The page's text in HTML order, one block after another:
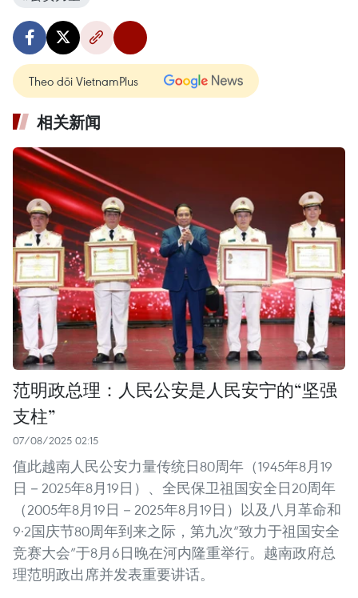
Theo dõi VietnamPlus
相关新闻
范明政总理：人民公安是人民安宁的“坚强
支柱”
07/08/2025 02:15
值此越南人民公安力量传统日80周年（1945年8月19
日－2025年8月19日）、全民保卫祖国安全日20周年
（2005年8月19日－2025年8月19日）以及八月革命和
9·2国庆节80周年到来之际，第九次“致力于祖国安全
竞赛大会”于8月6日晚在河内隆重举行。越南政府总
理范明政出席并发表重要讲话。